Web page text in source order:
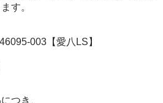
す。
003【愛八LS】
つき、